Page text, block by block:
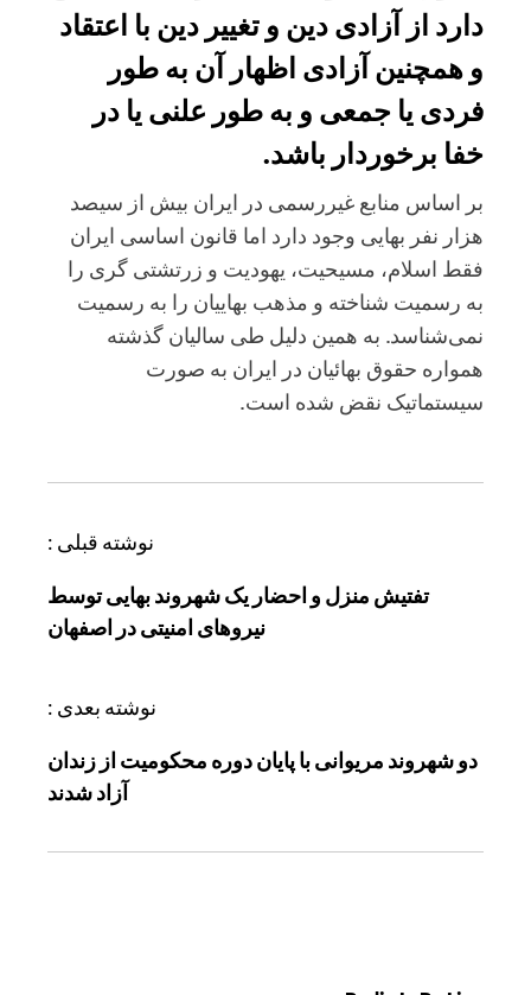
دارد از آزادی دین و تغییر دین با اعتقاد
و همچنین آزادی اظهار آن به طور
فردی یا جمعی و به طور علنی یا در
خفا برخوردار باشد.
بر اساس منابع غیررسمی در ایران بیش از سیصد
هزار نفر بهایی وجود دارد اما قانون اساسی ایران
فقط اسلام، مسیحیت، یهودیت و زرتشتی گری را
به رسمیت شناخته و مذهب بهاییان را به رسمیت
نمی‌شناسد. به همین دلیل طی سالیان گذشته
همواره حقوق بهائیان در ایران به صورت
سیستماتیک نقض شده است.
و
ه
نوشته قبلی :
تفتیش منزل و احضار یک شهروند بهایی توسط
نیروهای امنیتی در اصفهان
نوشته بعدی :
دو شهروند مریوانی با پایان دوره محکومیت از زندان
آزاد شدند